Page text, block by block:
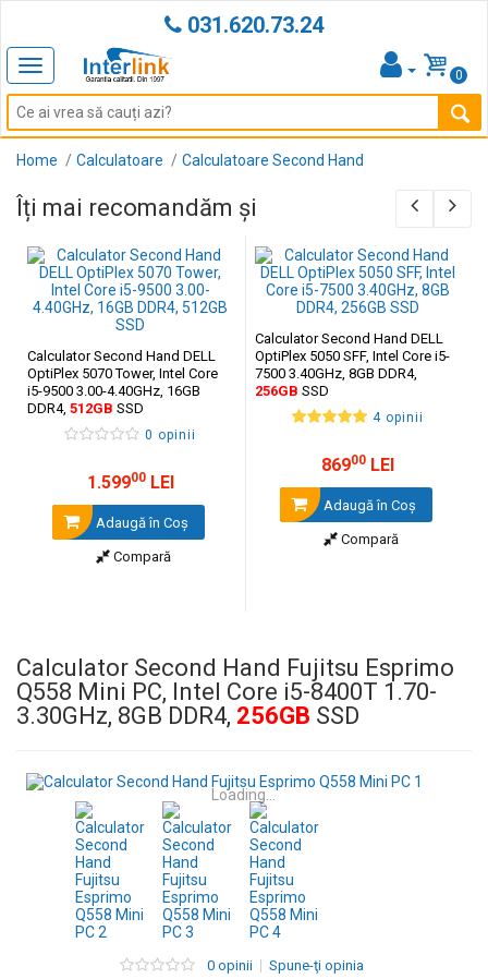
031.620.73.24
Toggle
navigation
0
Home Calculatoare Calculatoare Second Hand
Îți mai recomandăm și
Calculator Second Hand DELL
OptiPlex 5070 Tower, Intel Core
i5-9500 3.00-4.40GHz, 16GB
DDR4, 512GB SSD
0 opinii
1.59900LEI
Adaugă în Coş
Compară
Calculator Second Hand DELL
OptiPlex 5050 SFF, Intel Core i5-
7500 3.40GHz, 8GB DDR4,
256GB SSD
4 opinii
86900 LEI
Adaugă în Coş
Compară
Calculator Second Hand Fujitsu Esprimo
Q558 Mini PC, Intel Core i5-8400T 1.70-
3.30GHz, 8GB DDR4, 256GB SSD
Loading...
0 opinii Spune-ţi opinia